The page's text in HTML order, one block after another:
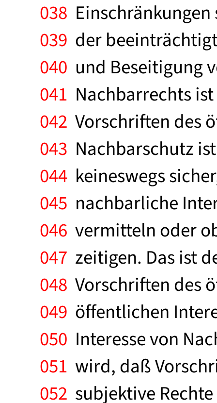
038
039 der
040 und Beseitigung
041 Nachbarrechts
042 Vorschriften des
043 Nachbarschutz
044 keineswegs
045 nachbarliche
046 vermitteln oder
047 zeitigen. Das ist
048 Vorschriften des
049 öffentlichen
050 Interesse von
051 wird, daß
052 subjektive